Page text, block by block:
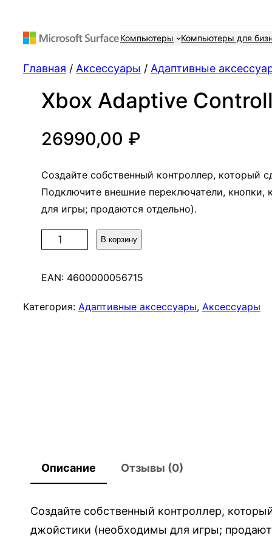
Компьютеры Компьютеры для
Главная / Аксессуары / Адаптивные
Xbox Adaptive
26990,00 ₽
Создайте собственный контроллер, который
Подключите внешние переключатели,
для игры; продаются отдельно).
л
ч
р
X
b
В корзину
EAN: 4600000056715
Категория: Адаптивные аксессуары, Аксессуары
Описание Отзывы (0)
Создайте собственный контроллер,
джойстики (необходимы для игры;